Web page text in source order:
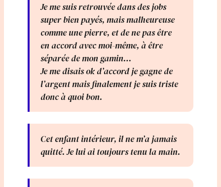
Je me suis retrouvée dans des jobs
super bien payés, mais malheureuse
comme une pierre, et de ne pas être
en accord avec moi-même, à être
séparée de mon gamin…
Je me disais ok d’accord je gagne de
l’argent mais finalement je suis triste
donc à quoi bon.
Cet enfant intérieur, il ne m’a jamais
quitté. Je lui ai toujours tenu la main.